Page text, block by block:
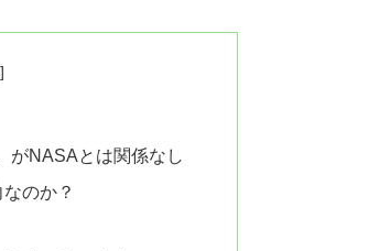
がNASAとは関係なし
のか？